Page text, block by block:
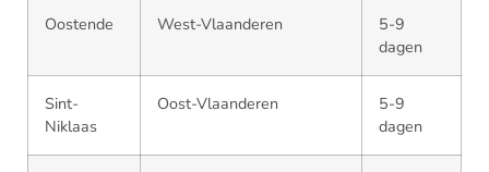
Oostende West-Vlaanderen
5-9
dagen
Sint-
Niklaas
Oost-Vlaanderen
5-9
dagen